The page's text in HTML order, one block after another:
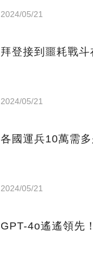
2024/05/21
拜登接到噩耗戰
2024/05/21
各國運兵10萬需
2024/05/21
GPT-4o遙遙領先